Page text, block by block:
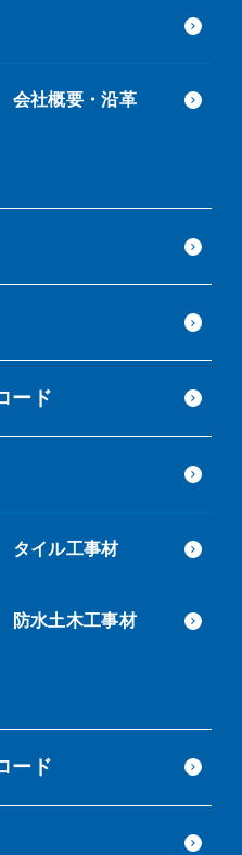
会社概要・沿革
ード
タイル工事材
防水土木工事材
ード